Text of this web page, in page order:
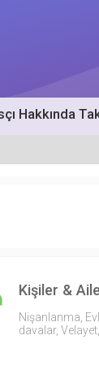
Hakkında
Kişiler &
Nişanlanma,
davalar,